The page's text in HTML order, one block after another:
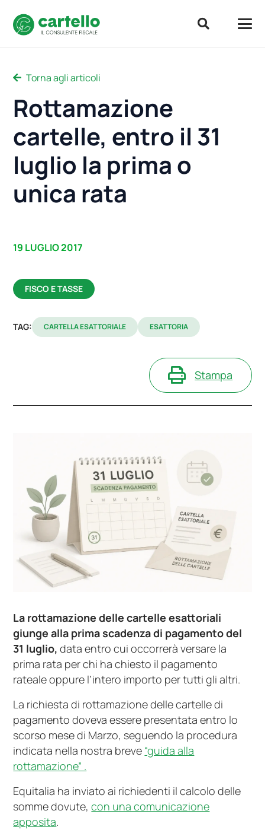
Torna agli articoli
Rottamazione
cartelle, entro il 31
luglio la prima o
unica rata
19 LUGLIO 2017
FISCO E TASSE
TAG: CARTELLA ESATTORIALE ESATTORIA
Stampa
La rottamazione delle cartelle esattoriali
giunge alla prima scadenza di pagamento del
31 luglio, data entro cui occorrerà versare la
prima rata per chi ha chiesto il pagamento
rateale oppure l’intero importo per tutti gli altri.
La richiesta di rottamazione delle cartelle di
pagamento doveva essere presentata entro lo
scorso mese di Marzo, seguendo la procedura
indicata nella nostra breve “guida alla
rottamazione” .
Equitalia ha inviato ai richiedenti il calcolo delle
somme dovute,con una comunicazione
apposita.